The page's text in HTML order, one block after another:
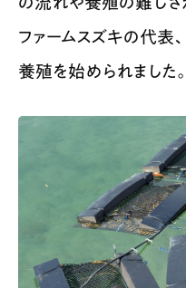
ファームスズキの代表
養殖を始められました。